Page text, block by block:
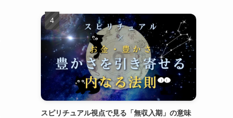
スピリチュアル視点で見る「無収入期」の意味